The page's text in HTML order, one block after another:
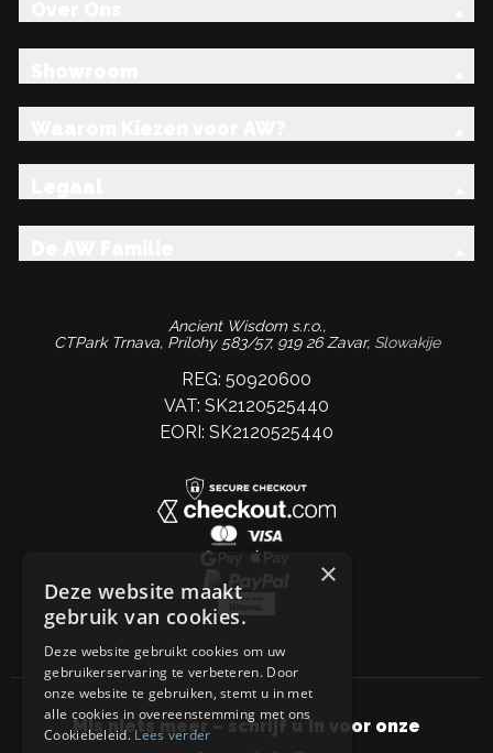
Ancient Wisdom s.r.o.,
CTPark Trnava, Prílohy 583/57, 919 26 Zavar, Slowakije
REG: 50920600
VAT: SK2120525440
EORI: SK2120525440
Mis niets meer – schrijf u in voor onze
×
Deze website maakt
gebruik van cookies.
Deze website gebruikt cookies om uw
gebruikerservaring te verbeteren. Door
onze website te gebruiken, stemt u in met
alle cookies in overeenstemming met ons
Cookiebeleid.Lees verder